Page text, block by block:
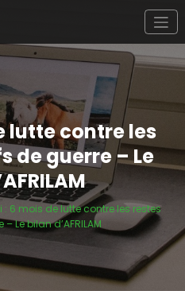
lutte contre les
de guerre – Le
: 6 mois de lutte contre les restes
Le bilan d’AFRILAM